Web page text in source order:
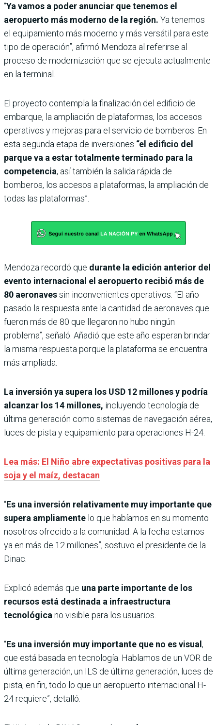
“Ya vamos a poder anunciar que tenemos el
aeropuerto más moderno de la región. Ya tenemos
el equipamiento más moderno y más versátil para este
tipo de operación”, afirmó Mendoza al referirse al
proceso de modernización que se ejecuta actualmente
en la terminal.
El proyecto contempla la finalización del edificio de
embarque, la ampliación de plataformas, los accesos
operativos y mejoras para el servicio de bomberos. En
esta segunda etapa de inversiones “el edificio del
parque va a estar totalmente terminado para la
competencia, así también la salida rápida de
bomberos, los accesos a plataformas, la ampliación de
todas las plataformas”.
Mendoza recordó que durante la edición anterior del
evento internacional el aeropuerto recibió más de
80 aeronavessin inconvenientes operativos. “El año
pasado la respuesta ante la cantidad de aeronaves que
fueron más de 80 que llegaron no hubo ningún
problema”, señaló. Añadió que este año esperan brindar
la misma respuesta porque la plataforma se encuentra
más ampliada.
La inversión ya supera los USD 12 millones y podría
alcanzar los 14 millones, incluyendo tecnología de
última generación como sistemas de navegación aérea,
luces de pista y equipamiento para operaciones H-24.
Lea más: El Niño abre expectativas positivas para la
soja y el maíz, destacan
“Es una inversión relativamente muy importante que
supera ampliamente lo que habíamos en su momento
nosotros ofrecido a la comunidad. A la fecha estamos
ya en más de 12 millones”, sostuvo el presidente de la
Dinac.
Explicó además que una parte importante de los
recursos está destinada a infraestructura
tecnológica no visible para los usuarios.
“Es una inversión muy importante que no es visual,
que está basada en tecnología. Hablamos de un VOR de
última generación, un ILS de última generación, luces de
pista, en fin, todo lo que un aeropuerto internacional H-
24 requiere”, detalló.